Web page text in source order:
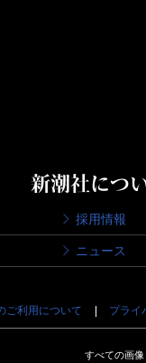
新潮社につ
採用情報
ニュース
ご利用について プライ
すべての画像